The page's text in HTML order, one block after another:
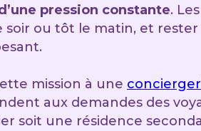
pression constante.
soir ou tôt le matin, et
mission à une
aux demandes des
soit une résidence